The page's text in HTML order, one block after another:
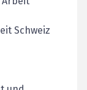
Schweiz